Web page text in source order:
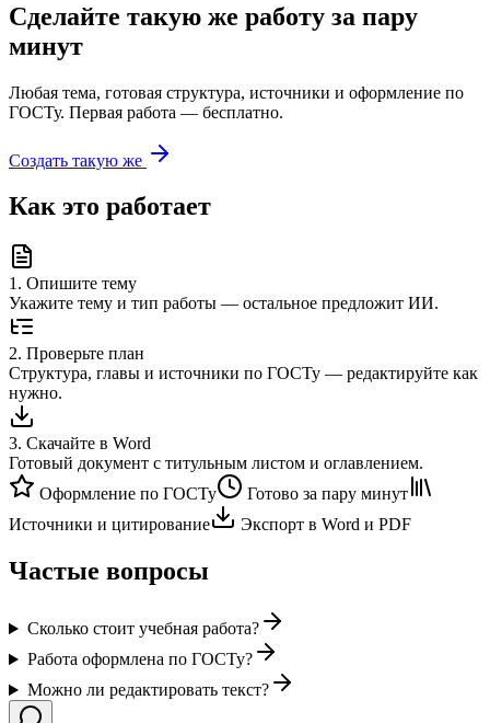
Сделайте такую же работу за пару
минут
Любая тема, готовая структура, источники и оформление по
ГОСТу. Первая работа — бесплатно.
Создать такую же
Как это работает
1 . Опишите тему
Укажите тему и тип работы — остальное предложит ИИ.
2. Проверьте план
Структура, главы и источники по ГОСТу — редактируйте как
нужно.
3. Скачайте в Word
Готовый документ с титульным листом и оглавлением.
Оформление по ГОСТу
Готово за пару минут
Источники и цитирование
Экспорт в Word и PDF
Частые вопросы
Сколько стоит учебная работа?
Работа оформлена по ГОСТу?
Можно ли редактировать текст?